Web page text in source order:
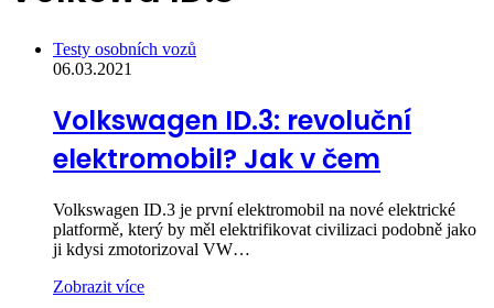
Testy osobních vozů
06.03.2021
Volkswagen ID.3: revoluční
elektromobil? Jak v čem
Volkswagen ID.3 je první elektromobil na nové elektrické
platformě, který by měl elektrifikovat civilizaci podobně jako
ji kdysi zmotorizoval VW…
Zobrazit více